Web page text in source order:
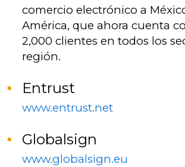
comercio electrónico a
América, que ahora cuenta
2,000 clientes en todos los
región.
Entrust
www.entrust.net
Globalsign
www.globalsign.eu